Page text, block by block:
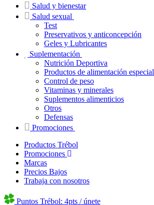
Salud y bienestar
Salud sexual
Test
Preservativos y anticoncepción
Geles y Lubricantes
Suplementación
Nutrición Deportiva
Productos de alimentación especial
Control de peso
Vitaminas y minerales
Suplementos alimenticios
Otros
Defensas
Promociones
Productos Trébol
Promociones
Marcas
Precios Bajos
Trabaja con nosotros
Puntos Trébol: 4pts / únete